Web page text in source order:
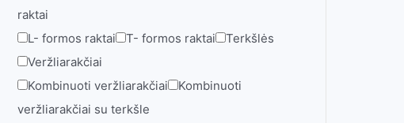
raktai
L- formos raktai
T- formos raktai
Terkšlės
Veržliarakčiai
Kombinuoti veržliarakčiai
Kombinuoti
veržliarakčiai su terkšle